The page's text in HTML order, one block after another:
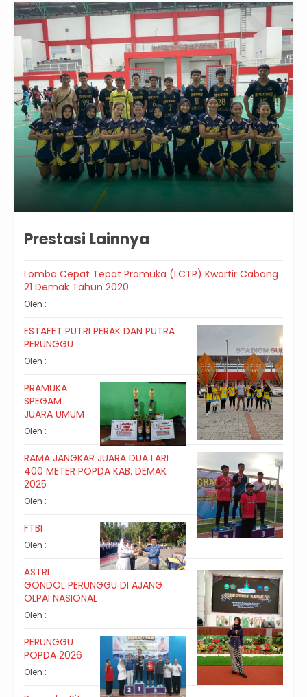
Prestasi Lainnya
Lomba Cepat Tepat Pramuka (LCTP) Kwartir Cabang
21 Demak Tahun 2020
Oleh :
ESTAFET PUTRI PERAK DAN PUTRA
PERUNGGU
Oleh :
PRAMUKA
SPEGAM
JUARA UMUM
Oleh :
RAMA JANGKAR JUARA DUA LARI
400 METER POPDA KAB. DEMAK
2025
Oleh :
FTBI
Oleh :
ASTRI
GONDOL PERUNGGU DI AJANG
OLPAI NASIONAL
Oleh :
PERUNGGU
POPDA 2026
Oleh :